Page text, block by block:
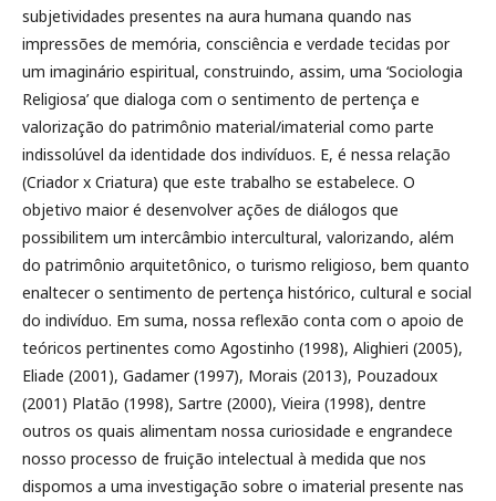
subjetividades presentes na aura humana quando nas
impressões de memória, consciência e verdade tecidas por
um imaginário espiritual, construindo, assim, uma ‘Sociologia
Religiosa’ que dialoga com o sentimento de pertença e
valorização do patrimônio material/imaterial como parte
indissolúvel da identidade dos indivíduos. E, é nessa relação
(Criador x Criatura) que este trabalho se estabelece. O
objetivo maior é desenvolver ações de diálogos que
possibilitem um intercâmbio intercultural, valorizando, além
do patrimônio arquitetônico, o turismo religioso, bem quanto
enaltecer o sentimento de pertença histórico, cultural e social
do indivíduo. Em suma, nossa reflexão conta com o apoio de
teóricos pertinentes como Agostinho (1998), Alighieri (2005),
Eliade (2001), Gadamer (1997), Morais (2013), Pouzadoux
(2001) Platão (1998), Sartre (2000), Vieira (1998), dentre
outros os quais alimentam nossa curiosidade e engrandece
nosso processo de fruição intelectual à medida que nos
dispomos a uma investigação sobre o imaterial presente nas